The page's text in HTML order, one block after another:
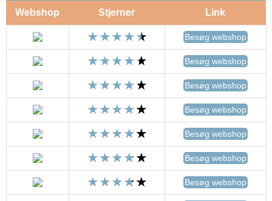
Webshop Stjerner Link
Besøg webshop
Besøg webshop
Besøg webshop
Besøg webshop
Besøg webshop
Besøg webshop
Besøg webshop